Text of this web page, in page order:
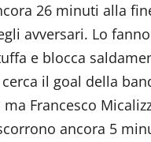
26 minuti alla
avversari. Lo
e blocca
il goal della
Francesco
ancora 5